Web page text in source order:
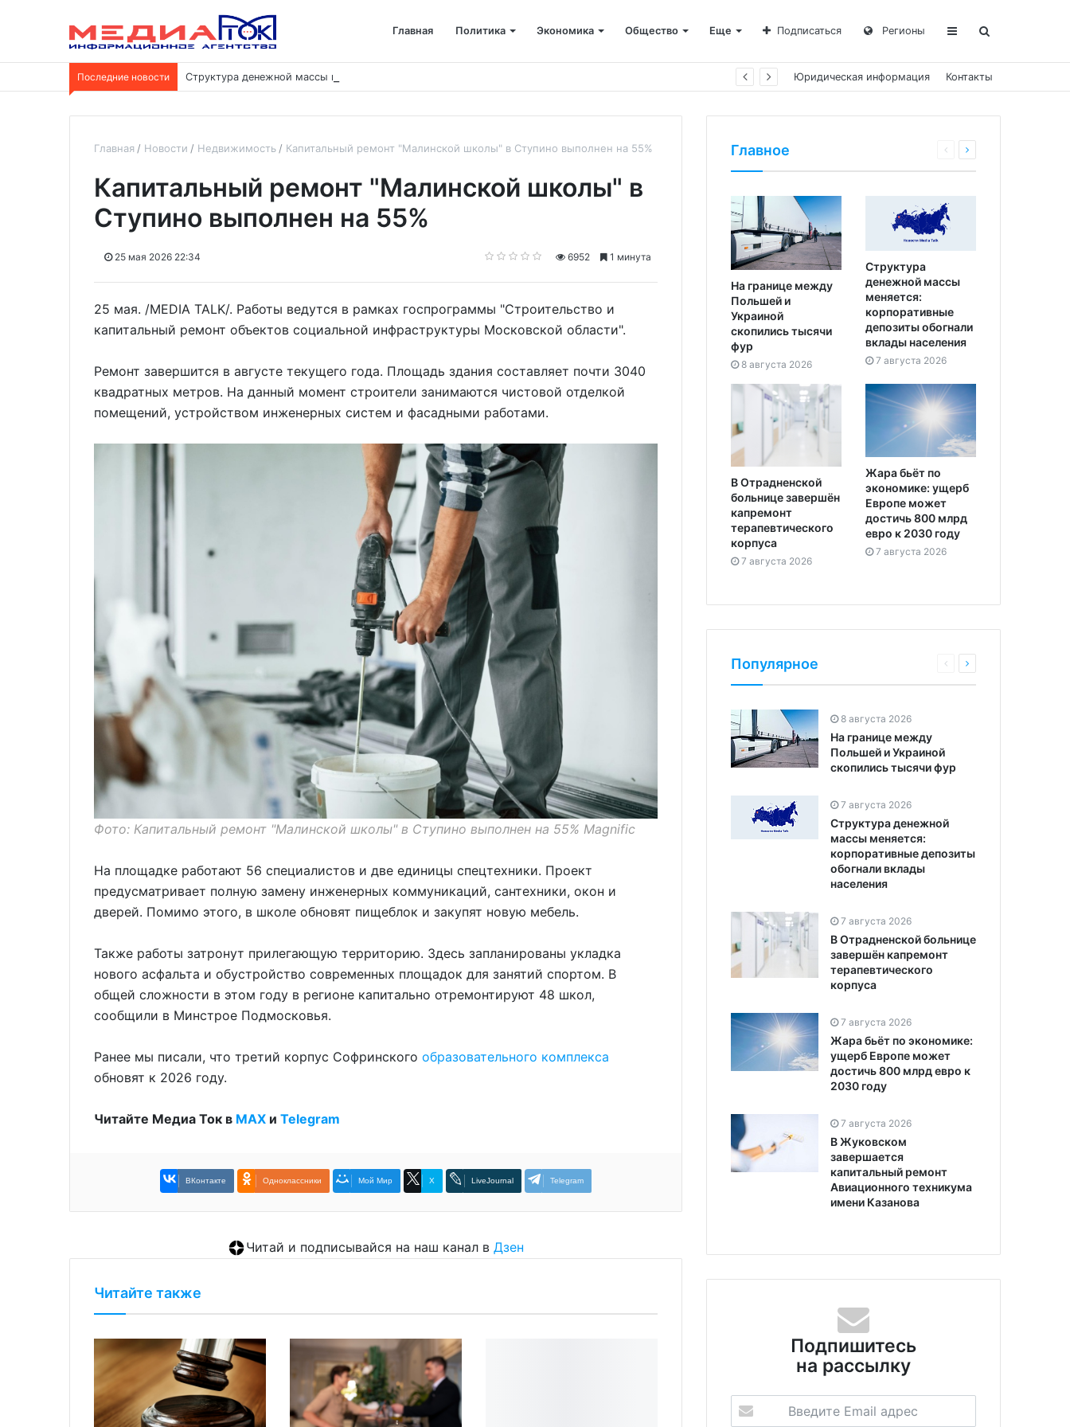
Главная Политика Экономика Общество Еще Подписаться Регионы
Последние новости Структура денежной массы меняется: корпоративные депозиты обогнали вклады населения Юридическая информация Контакты
Главная Новости Недвижимость Капитальный ремонт "Малинской школы" в Ступино выполнен на 55%
Капитальный ремонт "Малинской школы" в
Ступино выполнен на 55%
25 мая 2026 22:34 6952 1 минута
25 мая. /MEDIA TALK/. Работы ведутся в рамках госпрограммы "Строительство и
капитальный ремонт объектов социальной инфраструктуры Московской области".
Ремонт завершится в августе текущего года. Площадь здания составляет почти 3040
квадратных метров. На данный момент строители занимаются чистовой отделкой
помещений, устройством инженерных систем и фасадными работами.
Фото: Капитальный ремонт "Малинской школы" в Ступино выполнен на 55% Magnific
На площадке работают 56 специалистов и две единицы спецтехники. Проект
предусматривает полную замену инженерных коммуникаций, сантехники, окон и
дверей. Помимо этого, в школе обновят пищеблок и закупят новую мебель.
Также работы затронут прилегающую территорию. Здесь запланированы укладка
нового асфальта и обустройство современных площадок для занятий спортом. В
общей сложности в этом году в регионе капитально отремонтируют 48 школ,
сообщили в Минстрое Подмосковья.
Ранее мы писали, что третий корпус Софринского образовательного комплекса
обновят к 2026 году.
Читайте Медиа Ток в МАХ и Telegram
ВКонтакте Одноклассники Мой Мир X LiveJournal Telegram
Читай и подписывайся на наш канал в Дзен
Читайте также
Главное
На границе между
Польшей и
Украиной
скопились тысячи
фур
8 августа 2026
Структура
денежной массы
меняется:
корпоративные
депозиты обогнали
вклады населения
7 августа 2026
В Отрадненской
больнице завершён
капремонт
терапевтического
корпуса
7 августа 2026
Жара бьёт по
экономике: ущерб
Европе может
достичь 800 млрд
евро к 2030 году
7 августа 2026
Популярное
8 августа 2026
На границе между
Польшей и Украиной
скопились тысячи фур
7 августа 2026
Структура денежной
массы меняется:
корпоративные депозиты
обогнали вклады
населения
7 августа 2026
В Отрадненской больнице
завершён капремонт
терапевтического
корпуса
7 августа 2026
Жара бьёт по экономике:
ущерб Европе может
достичь 800 млрд евро к
2030 году
7 августа 2026
В Жуковском
завершается
капитальный ремонт
Авиационного техникума
имени Казанова
Подпишитесь
на рассылку